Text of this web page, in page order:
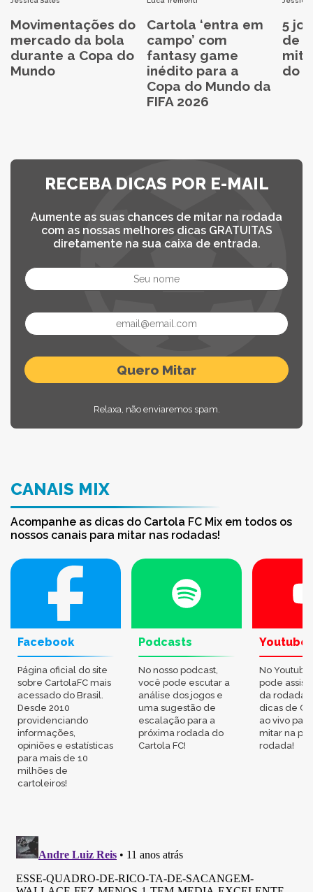
Movimentações do
mercado da bola
durante a Copa do
Mundo
Cartola ‘entra em
campo’ com
fantasy game
inédito para a
Copa do Mundo da
FIFA 2026
5
de
do
RECEBA DICAS POR E-MAIL
Aumente as suas chances de mitar na rodada
com as nossas melhores dicas GRATUITAS
diretamente na sua caixa de entrada.
Relaxa, não enviaremos spam.
CANAIS MIX
Acompanhe as dicas do Cartola FC Mix em todos os
nossos canais para mitar nas rodadas!
Facebook
Página oficial do site
sobre CartolaFC mais
acessado do Brasil.
Desde 2010
providenciando
informações,
opiniões e estatísticas
para mais de 10
milhões de
cartoleiros!
Podcasts
No nosso podcast,
você pode escutar a
análise dos jogos e
uma sugestão de
escalação para a
próxima rodada do
Cartola FC!
Youtube
No
pode
da rodada,
dicas de
ao vivo
mitar na
rodada!